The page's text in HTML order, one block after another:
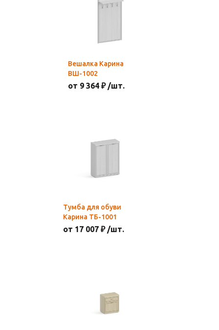
Вешалка Карина
ВШ-1002
от 9 364 ₽ /шт.
Тумба для обуви
Карина ТБ-1001
от 17 007 ₽ /шт.